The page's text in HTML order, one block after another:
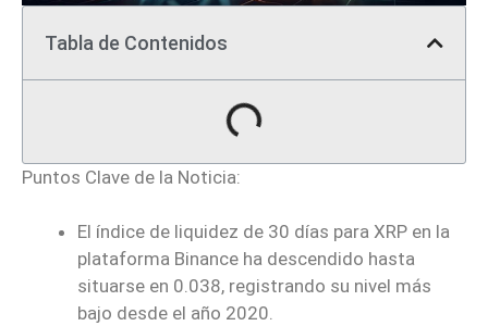
Tabla de Contenidos
Puntos Clave de la Noticia:
El índice de liquidez de 30 días para XRP en la
plataforma Binance ha descendido hasta
situarse en 0.038, registrando su nivel más
bajo desde el año 2020.